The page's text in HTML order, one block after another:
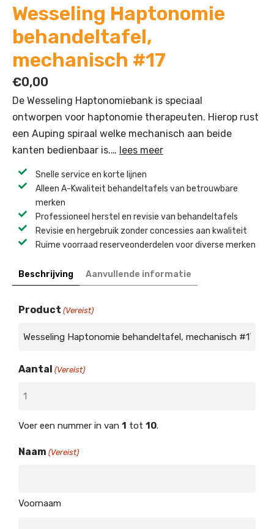
Wesseling Haptonomie
behandeltafel,
mechanisch #17
€0,00
De Wesseling Haptonomiebank is speciaal
ontworpen voor haptonomie therapeuten. Hierop rust
een Auping spiraal welke mechanisch aan beide
kanten bedienbaar is.… lees meer
Snelle service en korte lijnen
Alleen A-Kwaliteit behandeltafels van betrouwbare
merken
Professioneel herstel en revisie van behandeltafels ​
Revisie en hergebruik zonder concessies aan kwaliteit ​
Ruime voorraad reserveonderdelen voor diverse merken ​
Beschrijving Aanvullende informatie
Product (Vereist)
Aantal (Vereist)
Voer een nummer in van 1 tot 10.
Naam (Vereist)
Voornaam